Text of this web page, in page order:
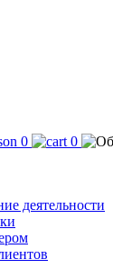
0 0
деятельности